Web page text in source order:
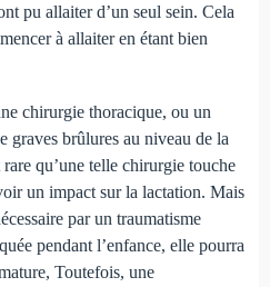
pu allaiter d’un seul sein. Cela
à allaiter en étant bien
chirurgie thoracique, ou un
graves brûlures au niveau de la
qu’une telle chirurgie touche
un impact sur la lactation. Mais
par un traumatisme
pendant l’enfance, elle pourra
Toutefois, une